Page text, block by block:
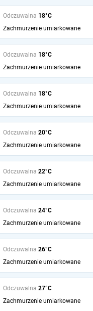
Odczuwalna 18°C
Zachmurzenie umiarkowane
Odczuwalna 18°C
Zachmurzenie umiarkowane
Odczuwalna 18°C
Zachmurzenie umiarkowane
Odczuwalna 20°C
Zachmurzenie umiarkowane
Odczuwalna 22°C
Zachmurzenie umiarkowane
Odczuwalna 24°C
Zachmurzenie umiarkowane
Odczuwalna 26°C
Zachmurzenie umiarkowane
Odczuwalna 27°C
Zachmurzenie umiarkowane